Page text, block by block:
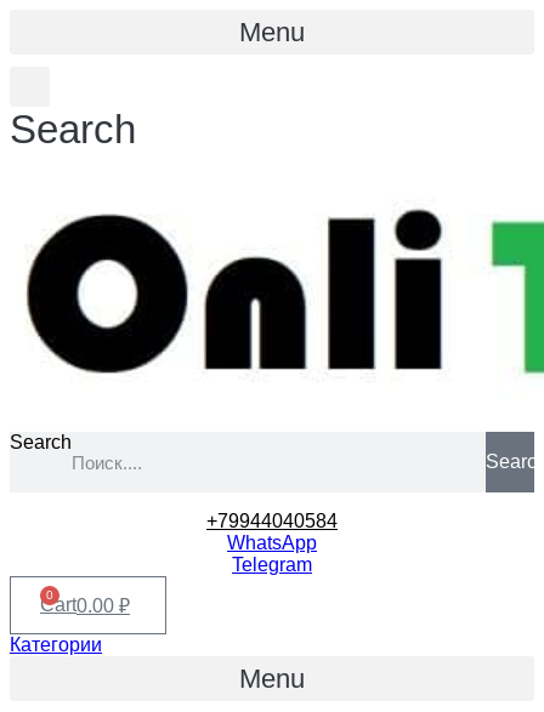
Menu
Search
Search
+79944040584
WhatsApp
Telegram
0.00 ₽
0
Cart
Категории
Menu